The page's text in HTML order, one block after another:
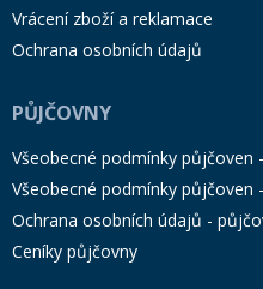
Vrácení zboží a reklamace
Ochrana osobních údajů
PŮJČOVNY
Všeobecné podmínky půjčoven
Všeobecné podmínky půjčoven
Ochrana osobních údajů -
Ceníky půjčovny